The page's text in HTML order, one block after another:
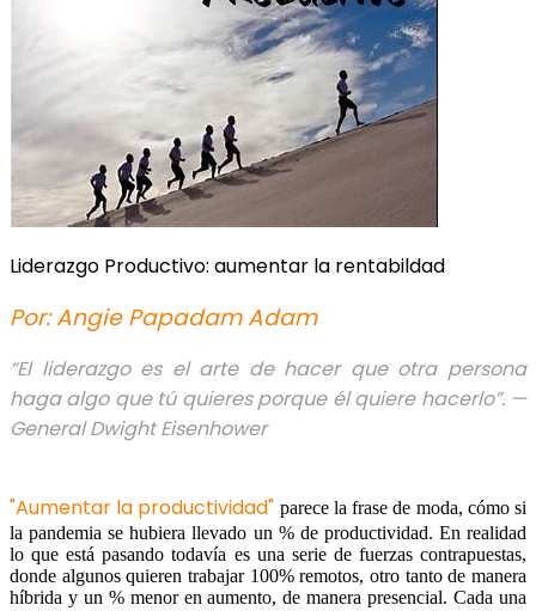
Liderazgo Productivo: aumentar la rentabildad
Por: Angie Papadam Adam
“El liderazgo es el arte de hacer que otra persona
haga algo que tú quieres porque él quiere hacerlo”. —
General Dwight Eisenhower
"Aumentar la productividad" parece la frase de moda, cómo si
la pandemia se hubiera llevado un % de productividad. En realidad
lo que está pasando todavía es una serie de fuerzas contrapuestas,
donde algunos quieren trabajar 100% remotos, otro tanto de manera
híbrida y un % menor en aumento, de manera presencial. Cada una